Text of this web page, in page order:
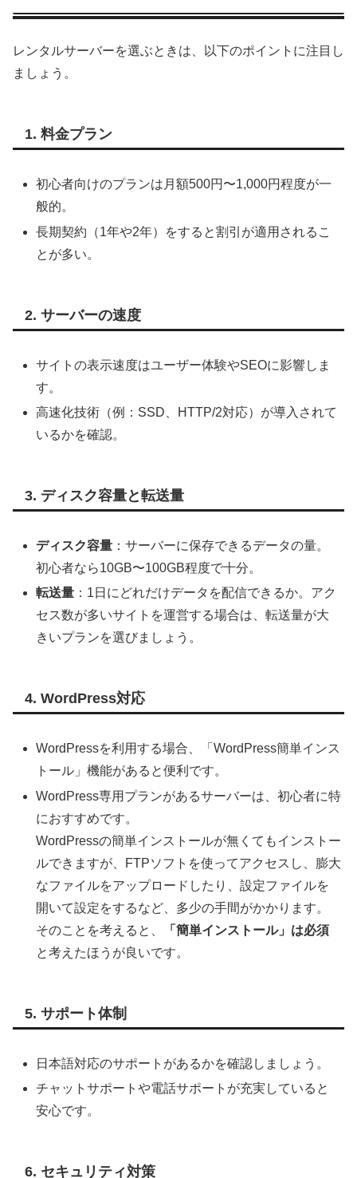
レンタルサーバーを選ぶときは、以下のポイントに注目し
ましょう。
1. 料金プラン
初心者向けのプランは月額500円〜1,000円程度が一
般的。
長期契約（1年や2年）をすると割引が適用されるこ
とが多い。
2. サーバーの速度
サイトの表示速度はユーザー体験やSEOに影響しま
す。
高速化技術（例：SSD、HTTP/2対応）が導入されて
いるかを確認。
3. ディスク容量と転送量
ディスク容量 ：サーバーに保存できるデータの量。
初心者なら10GB〜100GB程度で十分。
転送量 ：1日にどれだけデータを配信できるか。アク
セス数が多いサイトを運営する場合は、転送量が大
きいプランを選びましょう。
4. WordPress対応
WordPressを利用する場合、「WordPress簡単インス
トール」機能があると便利です。
WordPress専用プランがあるサーバーは、初心者に特
におすすめです。
WordPressの簡単インストールが無くてもインストー
ルできますが、FTPソフトを使ってアクセスし、膨大
なファイルをアップロードしたり、設定ファイルを
開いて設定をするなど、多少の手間がかかります。
そのことを考えると、
「簡単インストール」は必須
と考えたほうが良いです。
5. サポート体制
日本語対応のサポートがあるかを確認しましょう。
チャットサポートや電話サポートが充実していると
安心です。
6. セキュリティ対策